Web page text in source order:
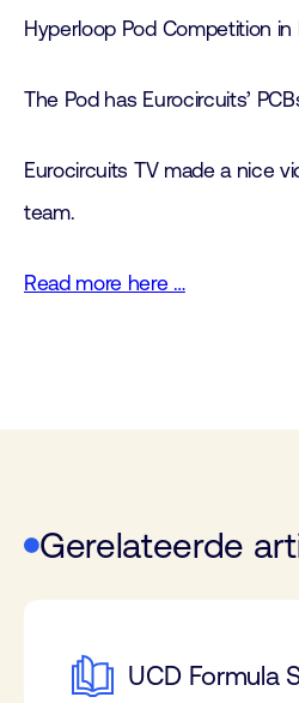
Hyperloop Pod Competition in
The Pod has Eurocircuits’
Eurocircuits TV made a nice
team.
Read more here …
Gerelateerde
UCD Formula